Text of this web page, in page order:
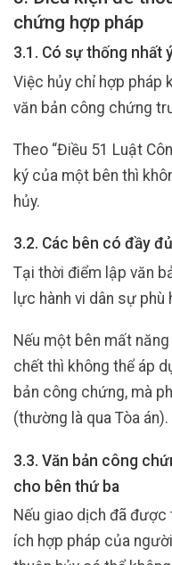
chứng hợp pháp
3.1. Có sự thống nhất
Việc hủy chỉ hợp pháp
văn bản công chứng
Theo “Điều 51 Luật
ký của một bên thì
hủy.
3.2. Các bên có đầy
Tại thời điểm lập văn
lực hành vi dân sự phù
Nếu một bên mất
chết thì không thể áp
bản công chứng, mà
(thường là qua Tòa án).
3.3. Văn bản công
cho bên thứ ba
Nếu giao dịch đã được
ích hợp pháp của